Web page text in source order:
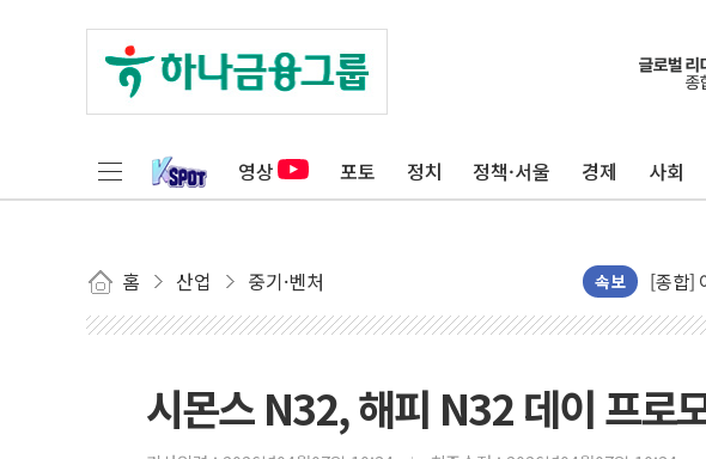
영상 포토 정치 정책·서울 경제 사회
홈 산업 중기·벤처 속보
유럽증
[종합]
美 항
이란
美 고
[AI MY
시몬스 N32, 해피 N32 데이 프로